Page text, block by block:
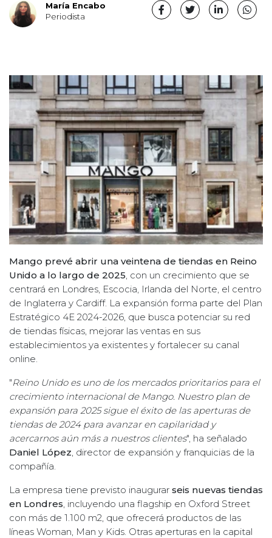
María Encabo
Periodista
Mango prevé abrir una veintena de tiendas en Reino
Unido a lo largo de 2025 , con un crecimiento que se
centrará en Londres, Escocia, Irlanda del Norte, el centro
de Inglaterra y Cardiff. La expansión forma parte del Plan
Estratégico 4E 2024-2026, que busca potenciar su red
de tiendas físicas, mejorar las ventas en sus
establecimientos ya existentes y fortalecer su canal
online.
"Reino Unido es uno de los mercados prioritarios para el
crecimiento internacional de Mango. Nuestro plan de
expansión para 2025 sigue el éxito de las aperturas de
tiendas de 2024 para avanzar en capilaridad y
acercarnos aún más a nuestros clientes", ha señalado
Daniel López , director de expansión y franquicias de la
compañía.
La empresa tiene previsto inaugurar seis nuevas tiendas
en Londres , incluyendo una flagship en Oxford Street
con más de 1.100 m2, que ofrecerá productos de las
líneas Woman, Man y Kids. Otras aperturas en la capital